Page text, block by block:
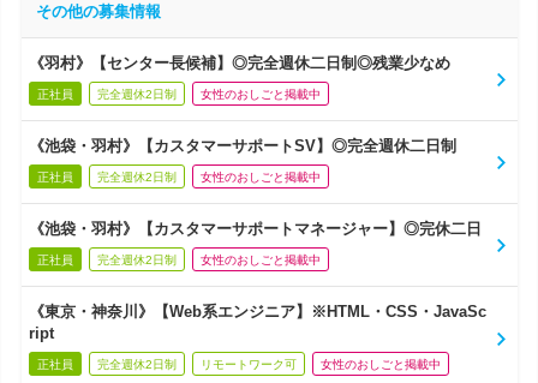
その他の募集情報
《羽村》【センター長候補】◎完全週休二日制◎残業少なめ
正社員 完全週休2日制 女性のおしごと掲載中
《池袋・羽村》【カスタマーサポートSV】◎完全週休二日制
正社員 完全週休2日制 女性のおしごと掲載中
《池袋・羽村》【カスタマーサポートマネージャー】◎完休二日
正社員 完全週休2日制 女性のおしごと掲載中
《東京・神奈川》【Web系エンジニア】※HTML・CSS・JavaSc
ript
正社員 完全週休2日制 リモートワーク可 女性のおしごと掲載中